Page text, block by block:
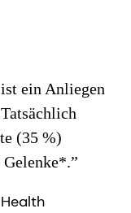
ein Anliegen
(35 %)
Gelenke*.”